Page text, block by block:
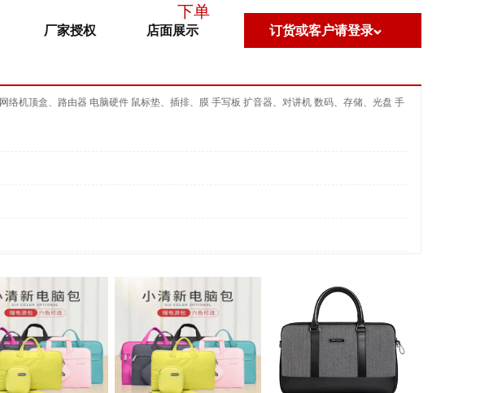
下单
厂家授权 店面展示 订货或客户请登录
网络机顶盒、路由器 电脑硬件 鼠标垫、插排、膜 手写板 扩音器、对讲机 数码、存储、光盘 手